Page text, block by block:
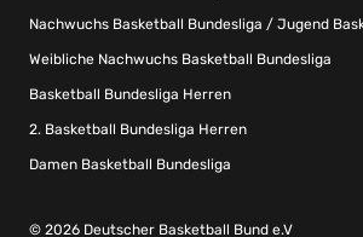
Nachwuchs Basketball Bundesliga / Jugend
Weibliche Nachwuchs Basketball Bundesliga
Basketball Bundesliga Herren
2. Basketball Bundesliga Herren
Damen Basketball Bundesliga
© 2026 Deutscher Basketball Bund e.V